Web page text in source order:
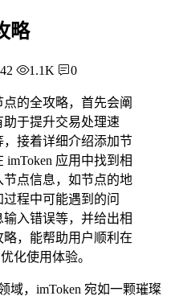
略
1.1K 0
的全攻略，首先会阐
于提升交易处理速
接着详细介绍添加节
应用中找到相
点信息，如节点的地
程中可能遇到的问
入错误等，并给出相
，能帮助用户顺利在
化使用体验。
域，imToken 宛如一颗璀璨